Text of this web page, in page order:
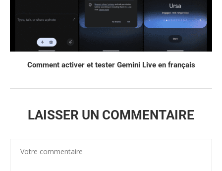
Comment activer et tester Gemini Live en français
LAISSER UN COMMENTAIRE